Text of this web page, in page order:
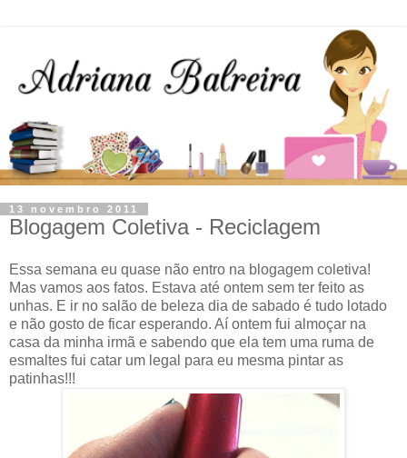
13 novembro 2011
Blogagem Coletiva - Reciclagem
Essa semana eu quase não entro na blogagem coletiva!
Mas vamos aos fatos. Estava até ontem sem ter feito as
unhas. E ir no salão de beleza dia de sabado é tudo lotado
e não gosto de ficar esperando. Aí ontem fui almoçar na
casa da minha irmã e sabendo que ela tem uma ruma de
esmaltes fui catar um legal para eu mesma pintar as
patinhas!!!